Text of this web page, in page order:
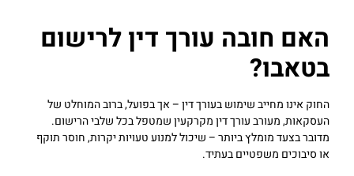
האם חובה עורך דין לרישום
בטאבו?
החוק אינו מחייב שימוש בעורך דין – אך בפועל, ברוב המוחלט של
העסקאות, מעורב עורך דין מקרקעין שמטפל בכל שלבי הרישום.
מדובר בצעד מומלץ ביותר – שיכול למנוע טעויות יקרות, חוסר תוקף
או סיבוכים משפטיים בעתיד.